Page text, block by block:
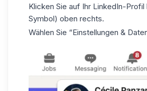
Klicken Sie auf Ihr LinkedIn-Profil
Symbol) oben rechts.
Wählen Sie “Einstellungen &